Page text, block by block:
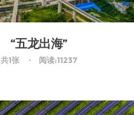
“五龙出海”
共1张 阅读:11237